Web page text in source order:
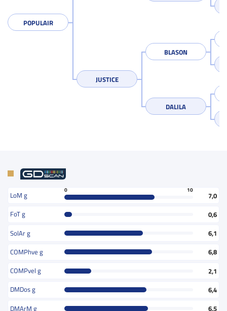
POPULAIR
JUSTICE
BLASON
DALILA
LoM g
0 10
7,0
FoT g
0,6
SolAr g
6,1
COMPhve g
6,8
COMPvel g
2,1
DMDos g
6,4
DMArM g
6,5